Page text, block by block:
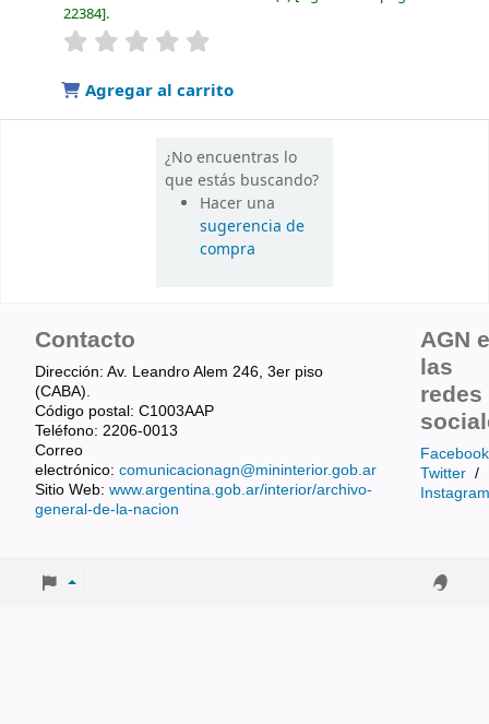
22384 .
valoración
Agregar al carrito
¿No encuentras lo
que estás buscando?
Hacer una
sugerencia de
compra
Contacto
Dirección: Av. Leandro Alem 246, 3er piso
(CABA).
Código postal: C1003AAP
Teléfono: 2206-0013
Correo
electrónico: comunicacionagn@mininterior.gob.ar
Sitio Web: www.argentina.gob.ar/interior/archivo-
general-de-la-nacion
AGN
las
redes
Facebook
Twitter /
Instagram